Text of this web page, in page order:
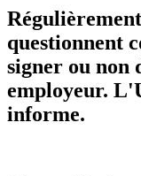
questionnent
signer ou non
employeur.
informe.